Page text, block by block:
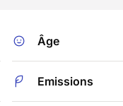
Âge
Emissions